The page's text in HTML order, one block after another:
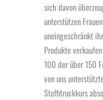
sich davon
unterstützen
uneingeschränkt
Produkte
100 der über 150
von uns
Stoffdruckkurs